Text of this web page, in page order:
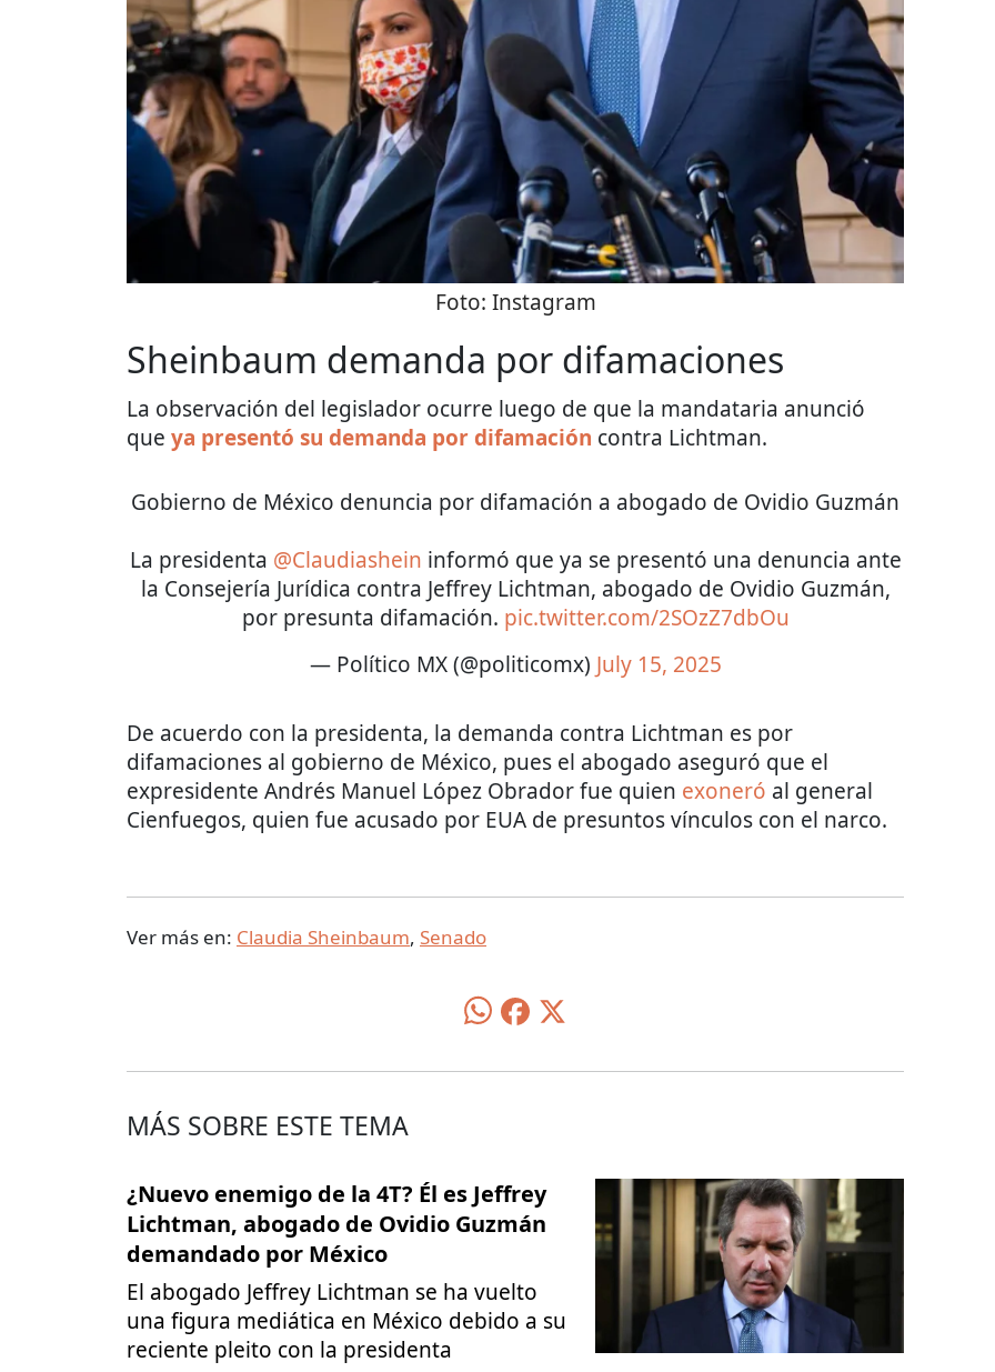
Foto: Instagram
Sheinbaum demanda por difamaciones
La observación del legislador ocurre luego de que la mandataria anunció
que ya presentó su demanda por difamación contra Lichtman.
Gobierno de México denuncia por difamación a abogado de Ovidio Guzmán
La presidenta @Claudiashein informó que ya se presentó una denuncia ante
la Consejería Jurídica contra Jeffrey Lichtman, abogado de Ovidio Guzmán,
por presunta difamación. pic.twitter.com/2SOzZ7dbOu
— Político MX (@politicomx) July 15, 2025
De acuerdo con la presidenta, la demanda contra Lichtman es por
difamaciones al gobierno de México, pues el abogado aseguró que el
expresidente Andrés Manuel López Obrador fue quien exoneró al general
Cienfuegos, quien fue acusado por EUA de presuntos vínculos con el narco.
Ver más en: Claudia Sheinbaum, Senado
MÁS SOBRE ESTE TEMA
¿Nuevo enemigo de la 4T? Él es Jeffrey
Lichtman, abogado de Ovidio Guzmán
demandado por México
El abogado Jeffrey Lichtman se ha vuelto
una figura mediática en México debido a su
reciente pleito con la presidenta